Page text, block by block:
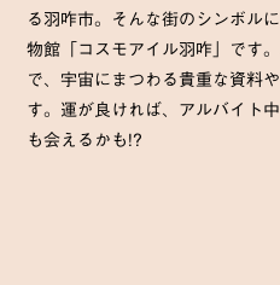
る羽咋市。そんな街のシンボル
物館「コスモアイル羽咋」です
で、宇宙にまつわる貴重な資料
す。運が良ければ、アルバイト
も会えるかも!?